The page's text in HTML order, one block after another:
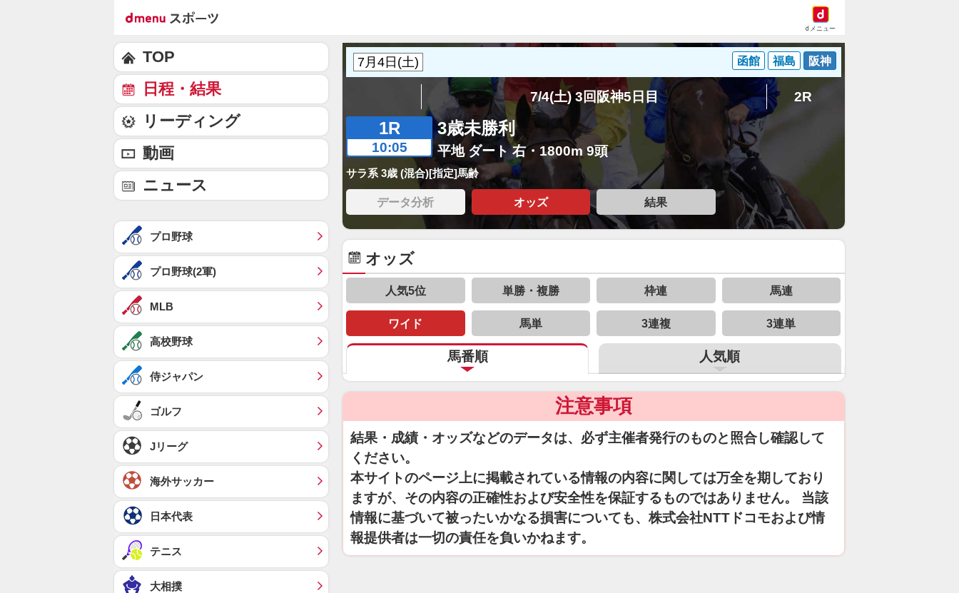
dメニュー
函館 福島 阪神
7/4(土) 3回阪神5日目 2R
1R
10:05
3歳未勝利
平地 ダート 右・1800m 9頭
サラ系 3歳 (混合)[指定]馬齢
データ分析 オッズ 結果
オッズ
人気5位 単勝・複勝 枠連 馬連
ワイド 馬単 3連複 3連単
馬番順 人気順
注意事項
結果・成績・オッズなどのデータは、必ず主催者発行のものと照合し確認して
ください。
本サイトのページ上に掲載されている情報の内容に関しては万全を期しており
ますが、その内容の正確性および安全性を保証するものではありません。 当該
情報に基づいて被ったいかなる損害についても、株式会社NTTドコモおよび情
報提供者は一切の責任を負いかねます。
TOP
日程・結果
リーディング
動画
ニュース
プロ野球
プロ野球(2軍)
MLB
高校野球
侍ジャパン
ゴルフ
Jリーグ
海外サッカー
日本代表
テニス
大相撲